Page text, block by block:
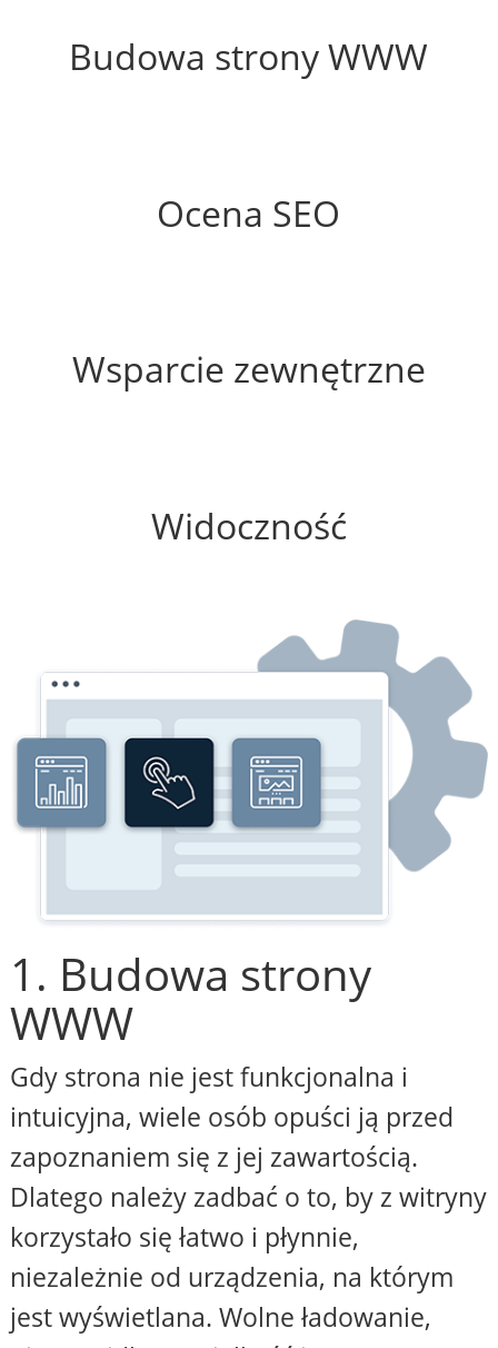
Budowa strony WWW
Ocena SEO
Wsparcie zewnętrzne
Widoczność
1. Budowa strony
WWW
Gdy strona nie jest funkcjonalna i
intuicyjna, wiele osób opuści ją przed
zapoznaniem się z jej zawartością.
Dlatego należy zadbać o to, by z witryny
korzystało się łatwo i płynnie,
niezależnie od urządzenia, na którym
jest wyświetlana. Wolne ładowanie,